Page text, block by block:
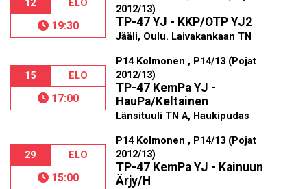
12 ELO
19:30
2012/13)
TP-47 YJ - KKP/OTP YJ2
Jääli, Oulu. Laivakankaan TN
15 ELO
17:00
P14 Kolmonen , P14/13 (Pojat
2012/13)
TP-47 KemPa YJ -
HauPa/Keltainen
Länsituuli TN A, Haukipudas
29 ELO
15:00
P14 Kolmonen , P14/13 (Pojat
2012/13)
TP-47 KemPa YJ - Kainuun
Ärjy/H